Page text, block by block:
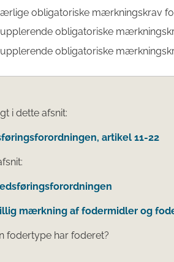
obligatoriske mærkningskrav
obligatoriske
obligatoriske
i dette afsnit:
artikel 11-22
mærkning af fodermidler og
fodertype har foderet?